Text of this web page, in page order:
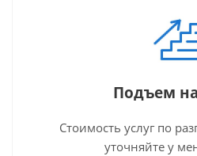
Подъем
Стоимость услуг по
уточняйте у